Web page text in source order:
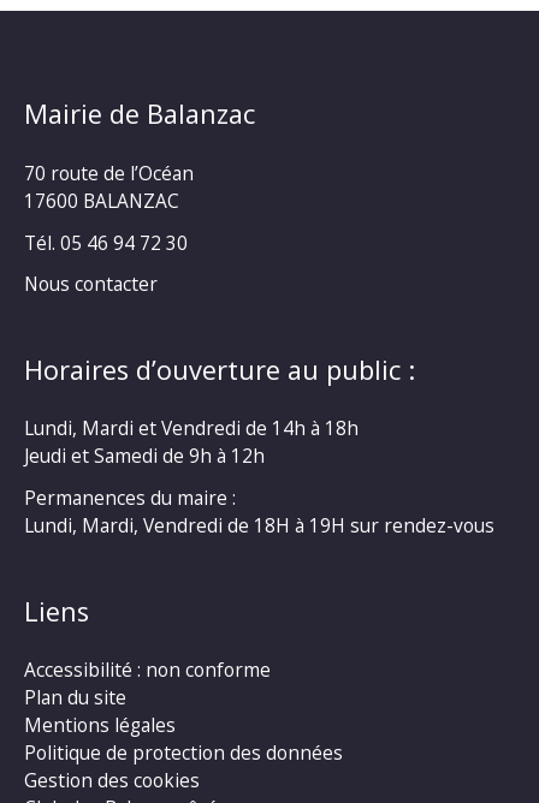
Mairie de Balanzac
70 route de l’Océan
17600 BALANZAC
Tél. 05 46 94 72 30
Nous contacter
Horaires d’ouverture au public :
Lundi, Mardi et Vendredi de 14h à 18h
Jeudi et Samedi de 9h à 12h
Permanences du maire :
Lundi, Mardi, Vendredi de 18H à 19H sur rendez-vous
Liens
Accessibilité : non conforme
Plan du site
Mentions légales
Politique de protection des données
Gestion des cookies